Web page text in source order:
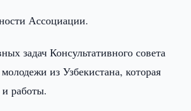
Ассоциации.
задач Консультативного совета
из Узбекистана, которая
работы.